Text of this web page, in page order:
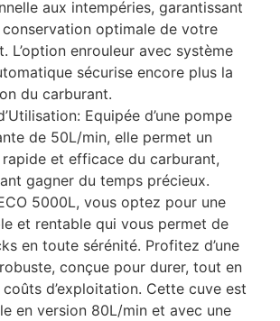
aux intempéries, garantissant
conservation optimale de votre
L’option enrouleur avec système
sécurise encore plus la
du carburant.
Equipée d’une pompe
de 50L/min, elle permet un
et efficace du carburant,
gagner du temps précieux.
5000L, vous optez pour une
et rentable qui vous permet de
en toute sérénité. Profitez d’une
conçue pour durer, tout en
d’exploitation. Cette cuve est
en version 80L/min et avec une